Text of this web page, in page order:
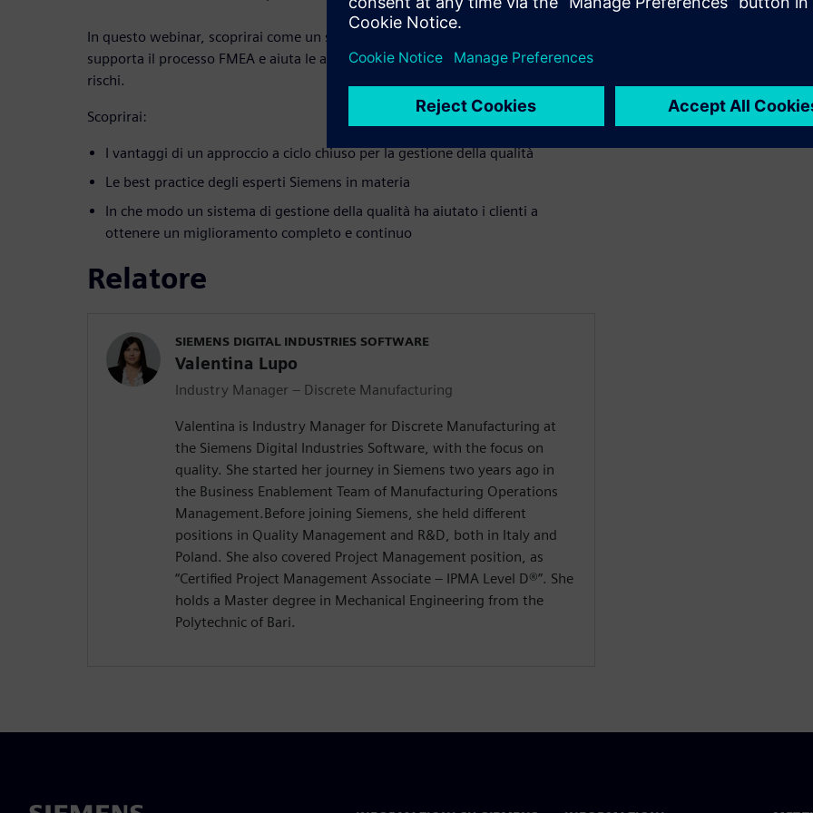
In questo webinar, scoprirai come un sistema di controllo qualità a ciclo chiuso
supporta il processo FMEA e aiuta le aziende ad analizzare completamente i
rischi.
Scoprirai:
I vantaggi di un approccio a ciclo chiuso per la gestione della qualità
Le best practice degli esperti Siemens in materia
In che modo un sistema di gestione della qualità ha aiutato i clienti a
ottenere un miglioramento completo e continuo
Relatore
SIEMENS DIGITAL INDUSTRIES SOFTWARE
Valentina Lupo
Industry Manager – Discrete Manufacturing
Valentina is Industry Manager for Discrete Manufacturing at
the Siemens Digital Industries Software, with the focus on
quality. She started her journey in Siemens two years ago in
the Business Enablement Team of Manufacturing Operations
Management.Before joining Siemens, she held different
positions in Quality Management and R&D, both in Italy and
Poland. She also covered Project Management position, as
“Certified Project Management Associate – IPMA Level D®️”. She
holds a Master degree in Mechanical Engineering from the
Polytechnic of Bari.